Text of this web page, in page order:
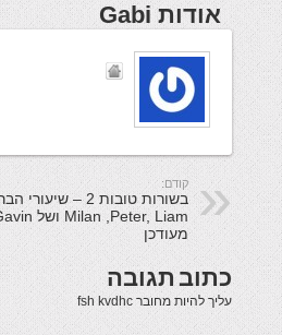
אודות Gabi
קודם:
בשורות טובות 2 –
מעודכן
כתוב תגובה
עליך להיות מחובר